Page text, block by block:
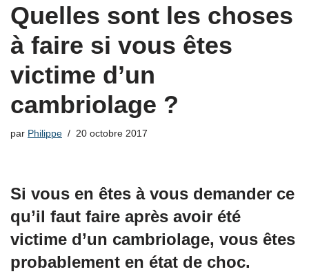
Quelles sont les choses
à faire si vous êtes
victime d’un
cambriolage ?
par Philippe 20 octobre 2017
Si vous en êtes à vous demander ce
qu’il faut faire après avoir été
victime d’un cambriolage, vous êtes
probablement en état de choc.